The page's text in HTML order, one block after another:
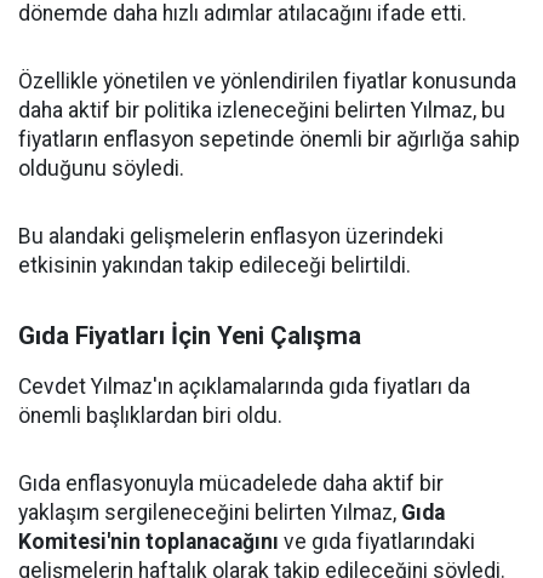
dönemde daha hızlı adımlar atılacağını ifade etti.
Özellikle yönetilen ve yönlendirilen fiyatlar konusunda
daha aktif bir politika izleneceğini belirten Yılmaz, bu
fiyatların enflasyon sepetinde önemli bir ağırlığa sahip
olduğunu söyledi.
Bu alandaki gelişmelerin enflasyon üzerindeki
etkisinin yakından takip edileceği belirtildi.
Gıda Fiyatları İçin Yeni Çalışma
Cevdet Yılmaz'ın açıklamalarında gıda fiyatları da
önemli başlıklardan biri oldu.
Gıda enflasyonuyla mücadelede daha aktif bir
yaklaşım sergileneceğini belirten Yılmaz, Gıda
Komitesi'nin toplanacağını ve gıda fiyatlarındaki
gelişmelerin haftalık olarak takip edileceğini söyledi.